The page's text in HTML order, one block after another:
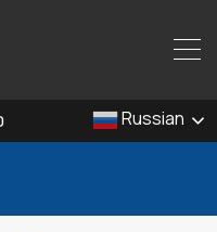
Russian